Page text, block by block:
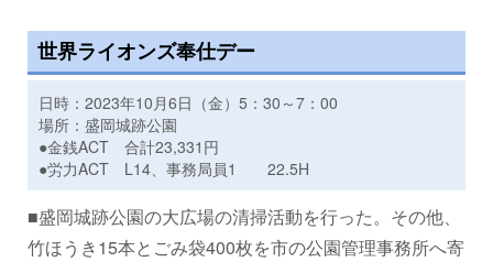
世界ライオンズ奉仕デー
日時：2023年10月6日（金）5：30～7：00
場所：盛岡城跡公園
●金銭ACT 合計23,331円
●労力ACT L14、事務局員1 22.5H
■盛岡城跡公園の大広場の清掃活動を行った。その他、
竹ほうき15本とごみ袋400枚を市の公園管理事務所へ寄